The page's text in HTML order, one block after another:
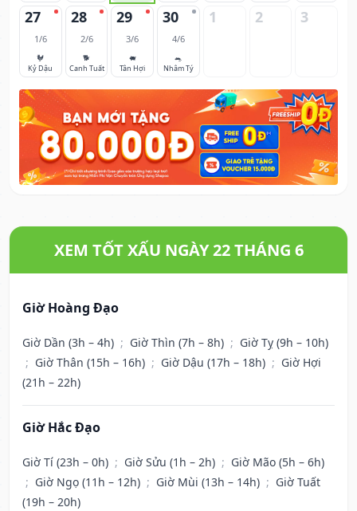
27
1/6
🐓
Kỷ Dậu
28
2/6
🐕
Canh Tuất
29
3/6
🐖
Tân Hợi
30
4/6
🐀
Nhâm Tý
1 2 3
XEM TỐT XẤU NGÀY 22 THÁNG 6
Giờ Hoàng Đạo
Giờ Dần (3h – 4h) ; Giờ Thìn (7h – 8h) ; Giờ Tỵ (9h – 10h)
; Giờ Thân (15h – 16h) ; Giờ Dậu (17h – 18h) ; Giờ Hợi
(21h – 22h)
Giờ Hắc Đạo
Giờ Tí (23h – 0h) ; Giờ Sửu (1h – 2h) ; Giờ Mão (5h – 6h)
; Giờ Ngọ (11h – 12h) ; Giờ Mùi (13h – 14h) ; Giờ Tuất
(19h – 20h)